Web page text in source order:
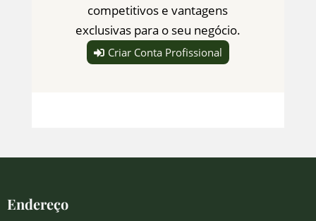
competitivos e vantagens
exclusivas para o seu negócio.
Criar Conta Profissional
Endereço